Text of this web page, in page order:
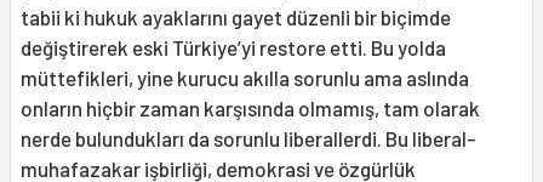
tabii ki hukuk ayaklarını gayet düzenli bir biçimde
değiştirerek eski Türkiye’yi restore etti. Bu yolda
müttefikleri, yine kurucu akılla sorunlu ama aslında
onların hiçbir zaman karşısında olmamış, tam olarak
nerde bulundukları da sorunlu liberallerdi. Bu liberal-
muhafazakar işbirliği, demokrasi ve özgürlük